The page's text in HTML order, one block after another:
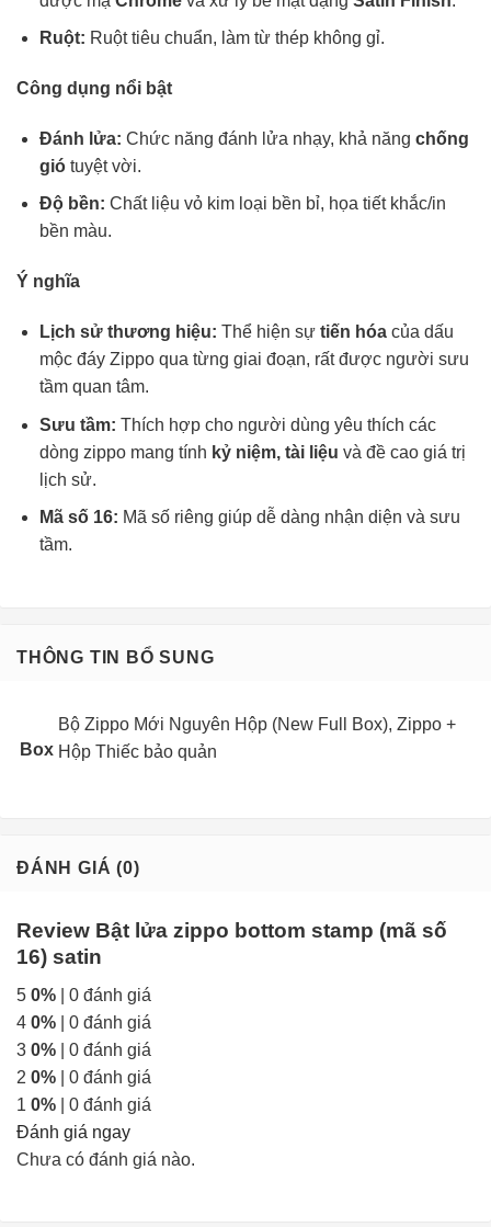
Ruột: Ruột tiêu chuẩn, làm từ thép không gỉ.
Công dụng nổi bật
Đánh lửa: Chức năng đánh lửa nhạy, khả năng chống
giótuyệt vời.
Độ bền: Chất liệu vỏ kim loại bền bỉ, họa tiết khắc/in
bền màu.
Ý nghĩa
Lịch sử thương hiệu: Thể hiện sự tiến hóacủa dấu
mộc đáy Zippo qua từng giai đoạn, rất được người sưu
tầm quan tâm.
Sưu tầm: Thích hợp cho người dùng yêu thích các
dòng zippo mang tính kỷ niệm, tài liệu và đề cao giá trị
lịch sử.
Mã số 16: Mã số riêng giúp dễ dàng nhận diện và sưu
tầm.
THÔNG TIN BỔ SUNG
Box
Bộ Zippo Mới Nguyên Hộp (New Full Box), Zippo +
Hộp Thiếc bảo quản
ĐÁNH GIÁ (0)
Review Bật lửa zippo bottom stamp (mã số
16) satin
5 0% | 0 đánh giá
4 0% | 0 đánh giá
3 0% | 0 đánh giá
2 0% | 0 đánh giá
1 0% | 0 đánh giá
Đánh giá ngay
Chưa có đánh giá nào.